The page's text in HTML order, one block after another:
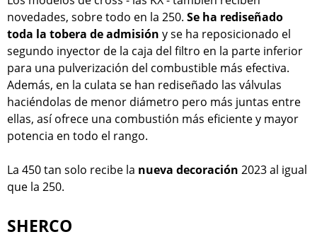
novedades, sobre todo en la 250. Se ha rediseñado
toda la tobera de admisión y se ha reposicionado el
segundo inyector de la caja del filtro en la parte inferior
para una pulverización del combustible más efectiva.
Además, en la culata se han rediseñado las válvulas
haciéndolas de menor diámetro pero más juntas entre
ellas, así ofrece una combustión más eficiente y mayor
potencia en todo el rango.
La 450 tan solo recibe la nueva decoración 2023 al igual
que la 250.
SHERCO